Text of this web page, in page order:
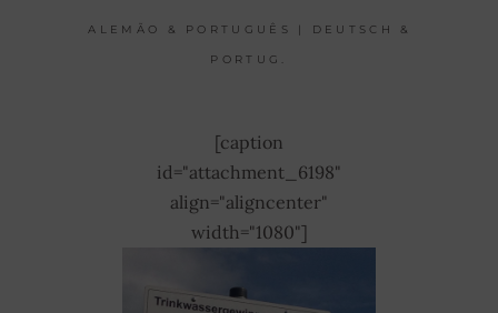
ALEMÃO & PORTUGUÊS | DEUTSCH &
PORTUG.
[caption
id="attachment_6198"
align="aligncenter"
width="1080"]